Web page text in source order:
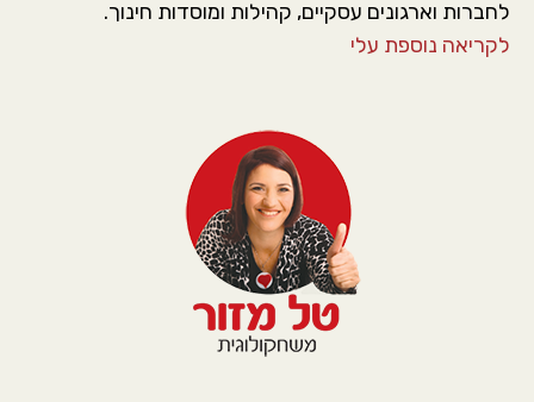
לחברות וארגונים עסקיים, קהילות ומוסדות חינוך.
לקריאה נוספת עלי